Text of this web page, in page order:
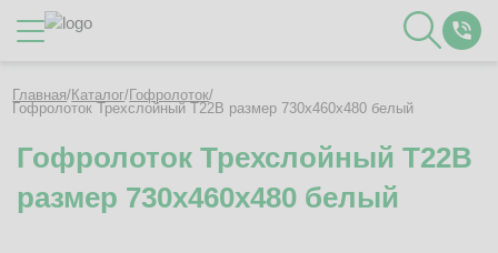
О Компании
Контакты
Главная/Каталог/Гофролоток/
Гофролоток Трехслойный Т22B размер 730x460x480 белый
Гофролоток Трехслойный Т22B
размер 730x460x480 белый